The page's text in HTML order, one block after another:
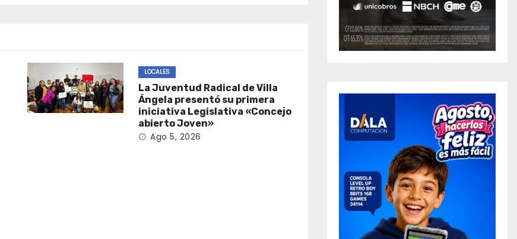
LOCALES
La Juventud Radical de Villa
Ángela presentó su primera
iniciativa Legislativa «Concejo
abierto Joven»
Ago 5, 2026